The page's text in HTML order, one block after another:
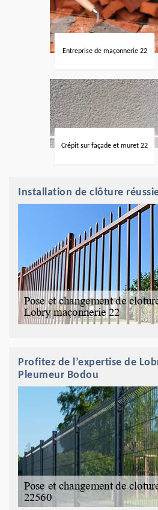
Entreprise de maçonnerie 22
Crépit sur façade et muret 22
Installation de clôture
Profitez de l’expertise de
Pleumeur Bodou